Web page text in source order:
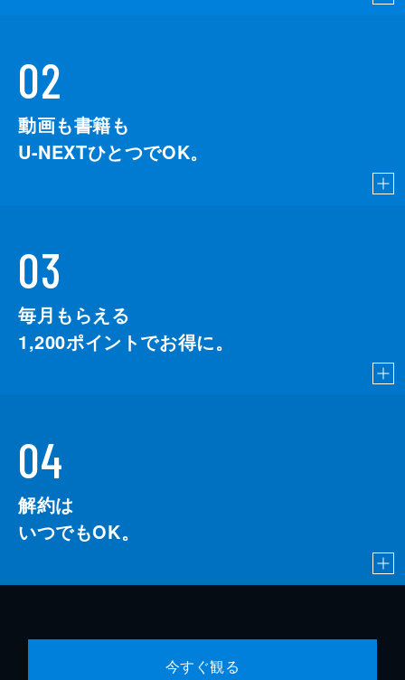
02
動画も書籍も
U-NEXTひとつでOK。
03
毎月もらえる
1,200ポイントでお得に。
04
解約は
いつでもOK。
今すぐ観る